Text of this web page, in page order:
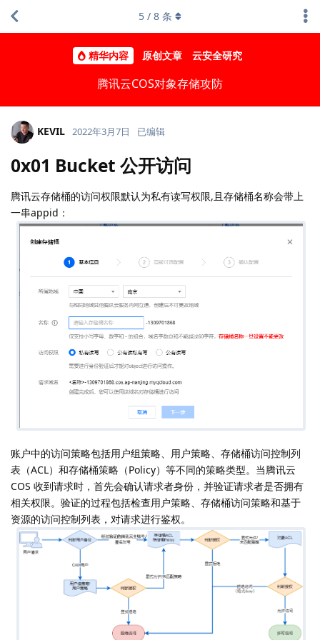
精华内容 原创文章 云安全研究
腾讯云COS对象存储攻防
5 / 8 条
KEVIL 2022年3月7日 已编辑
0x01 Bucket 公开访问
腾讯云存储桶的访问权限默认为私有读写权限,且存储桶名称会带上
一串appid：
账户中的访问策略包括用户组策略、用户策略、存储桶访问控制列
表（ACL）和存储桶策略（Policy）等不同的策略类型。当腾讯云
COS 收到请求时，首先会确认请求者身份，并验证请求者是否拥有
相关权限。验证的过程包括检查用户策略、存储桶访问策略和基于
资源的访问控制列表，对请求进行鉴权。